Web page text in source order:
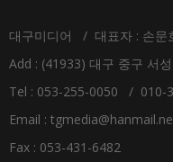
대구미디어 / 대표자 : 손
Add : (41933) 대구 중구 서
Tel : 053-255-0050 / 010-
Email :
Fax : 053-431-6482